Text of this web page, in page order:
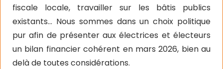
fiscale locale, travailler sur les bâtis publics
existants… Nous sommes dans un choix politique
pur afin de présenter aux électrices et électeurs
un bilan financier cohérent en mars 2026, bien au
delà de toutes considérations.